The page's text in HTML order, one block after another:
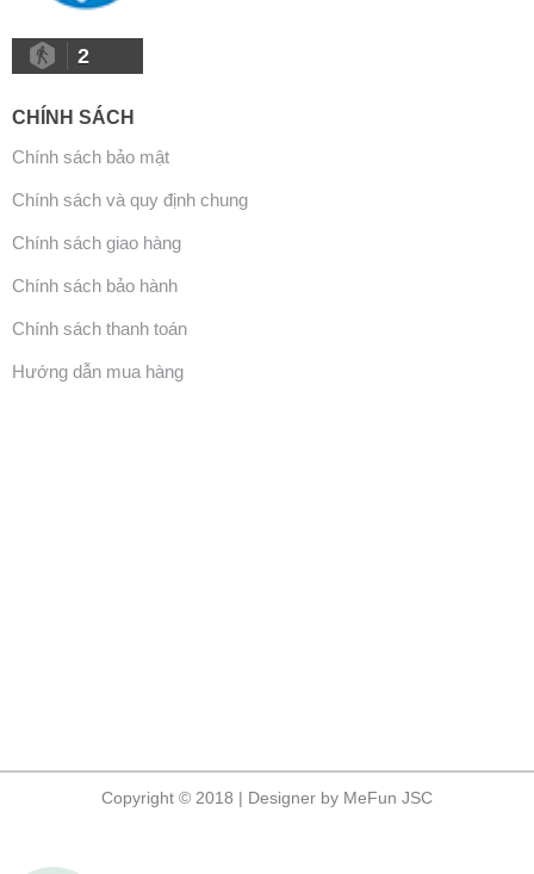
2
CHÍNH SÁCH
Chính sách bảo mật
Chính sách và quy định chung
Chính sách giao hàng
Chính sách bảo hành
Chính sách thanh toán
Hướng dẫn mua hàng
Copyright © 2018 | Designer by MeFun JSC